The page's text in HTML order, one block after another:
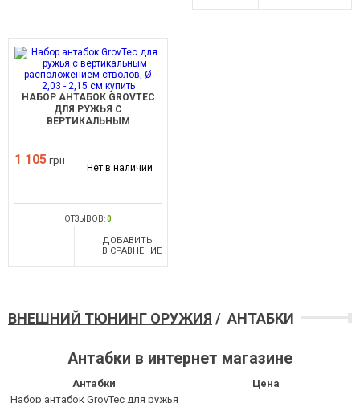
НАБОР АНТАБОК GROVTEC
ДЛЯ РУЖЬЯ С
ВЕРТИКАЛЬНЫМ
1 105 грн
Нет в наличии
ОТЗЫВОВ:0
ДОБАВИТЬ
В СРАВНЕНИЕ
ВНЕШНИЙ ТЮНИНГ ОРУЖИЯ / АНТАБКИ
Антабки в интернет магазине
Антабки
Цена
Набор антабок GrovTec для ружья